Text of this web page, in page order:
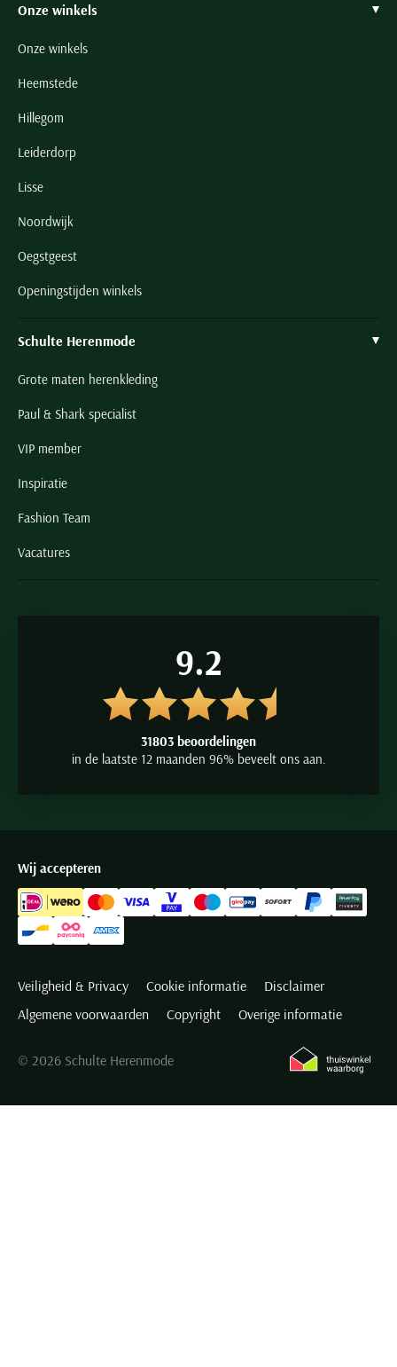
Onze winkels
Onze winkels
Heemstede
Hillegom
Leiderdorp
Lisse
Noordwijk
Oegstgeest
Openingstijden winkels
Schulte Herenmode
Grote maten herenkleding
Paul & Shark specialist
VIP member
Inspiratie
Fashion Team
Vacatures
9.2
31803 beoordelingen
in de laatste 12 maanden 96% beveelt ons aan.
Wij accepteren
Veiligheid & Privacy Cookie informatie
Disclaimer
Algemene voorwaarden
Copyright Overige informatie
© 2026 Schulte Herenmode